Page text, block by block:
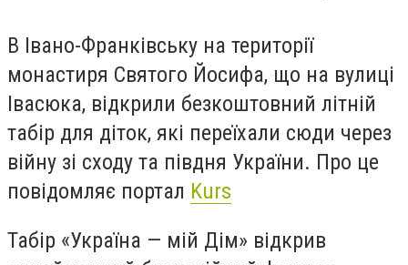
В Івано-Франківську на території
монастиря Святого Йосифа, що на вулиці
Івасюка, відкрили безкоштовний літній
табір для діток, які переїхали сюди через
війну зі сходу та півдня України. Про це
повідомляє портал Kurs
Табір «Україна — мій Дім» відкрив